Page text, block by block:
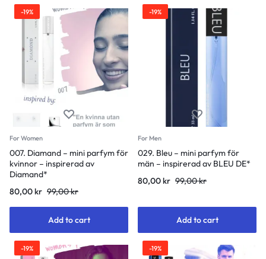
-19%
For Women
007. Diamand – mini parfym för
kvinnor – inspirerad av
Diamand*
80,00kr 99,00kr
Add to cart
-19%
For Men
029. Bleu – mini parfym för
män – inspirerad av BLEU DE*
80,00kr 99,00kr
Add to cart
-19% -19%